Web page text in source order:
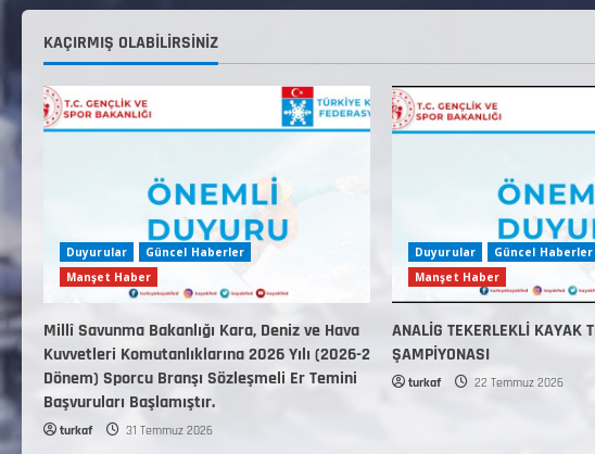
KAÇIRMIŞ OLABILIRSINIZ
Duyurular
Güncel Haberler
Manşet Haber
Millî Savunma Bakanlığı Kara, Deniz ve Hava
Kuvvetleri Komutanlıklarına 2026 Yılı (2026-2
Dönem) Sporcu Branşı Sözleşmeli Er Temini
Başvuruları Başlamıştır.
turkaf 31 Temmuz 2026
Duyurular
Güncel Haberler
Manşet Haber
ANALİG TEKERLEKLİ KAYAK
ŞAMPİYONASI
turkaf 22 Temmuz 2026